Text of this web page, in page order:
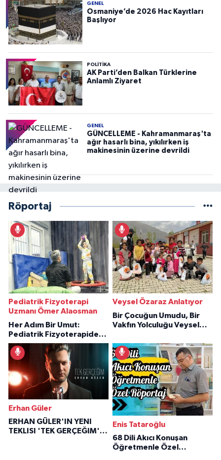
GENEL
Osmaniye’de 2026 Hac Kayıtları
Başlıyor
POLITIKA
AK Parti’den Balkan Türklerine
Anlamlı Ziyaret
GENEL
GÜNCELLEME - Kahramanmaraş'ta
ağır hasarlı bina, yıkılırken iş
makinesinin üzerine devrildi
Röportaj
Pediatrik Fizyoterapi
Uzmanı Ömer Alaosman
Her Adım Bir Umut:
Pediatrik Fizyoterapiden
İlham Veren Hikâyeler
Veysel Özaraz Anlatıyor
Bir Çocuğun Umudu, Bir
Vakfın Yolculuğu Veysel
Erhan Güler
ERHAN GÜLER'IN YENI
TEKLISI 'TEK GERÇEĞIM'LE
Enis Tataroğlu
68 Dili Akıcı Konuşan
Öğretmenle Özel